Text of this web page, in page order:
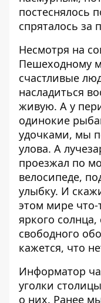
постеснялось
спряталось
Несмотря на
Пешеходному
счастливые
насладиться
живую. А у
одинокие
удочками, мы
улова. А
проезжал по
велосипеде,
улыбку. И
этом мире что-
яркого
свободного
кажется, что
Информатор
уголки
о них. Ранее